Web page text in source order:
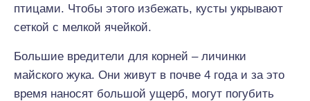
птицами. Чтобы этого избежать, кусты укрывают
сеткой с мелкой ячейкой.
Большие вредители для корней – личинки
майского жука. Они живут в почве 4 года и за это
время наносят большой ущерб, могут погубить